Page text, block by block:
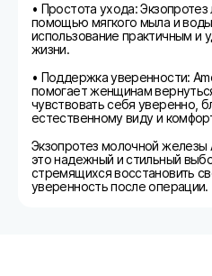
• Простота ухода:
помощью мягкого мыла и
использование практичным и
жизни.
• Поддержка уверенности:
помогает женщинам
чувствовать себя уверенно,
естественному виду и
Экзопротез молочной железы
это надежный и стильный
стремящихся восстановить
уверенность после операции.